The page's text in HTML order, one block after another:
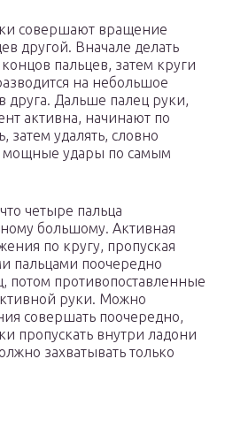
совершают вращение
другой. Вначале делать
пальцев, затем круги
на небольшое
друга. Дальше палец руки,
активна, начинают по
затем удалять, словно
мощные удары по самым
четыре пальца
большому. Активная
по кругу, пропуская
пальцами поочередно
потом противопоставленные
руки. Можно
совершать поочередно,
пропускать внутри ладони
захватывать только